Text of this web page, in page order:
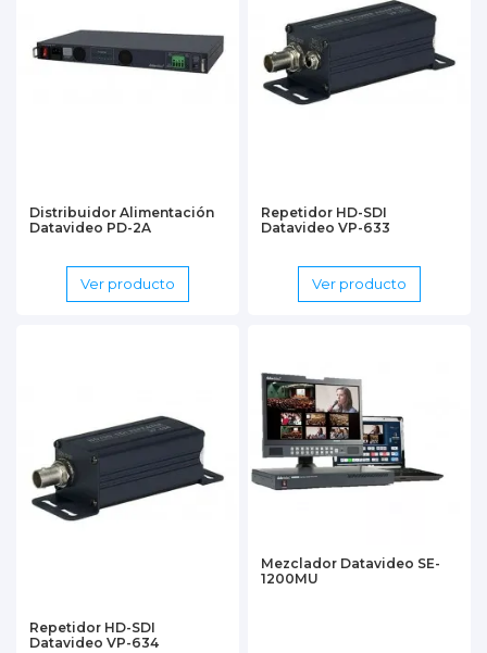
Distribuidor Alimentación
Datavideo PD-2A
Ver producto
Repetidor HD-SDI
Datavideo VP-633
Ver producto
Repetidor HD-SDI
Datavideo VP-634
Mezclador Datavideo SE-
1200MU